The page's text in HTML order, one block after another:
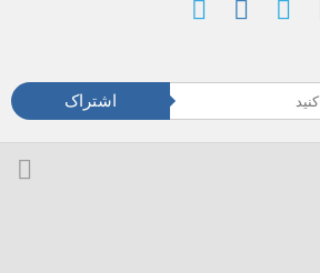
اشتراک